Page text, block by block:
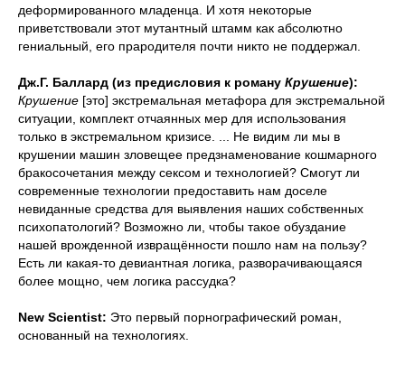
деформированного младенца. И хотя некоторые
приветствовали этот мутантный штамм как абсолютно
гениальный, его прародителя почти никто не поддержал.
Дж.Г. Баллард (из предисловия к роману Крушение):
Крушение [это] экстремальная метафора для экстремальной
ситуации, комплект отчаянных мер для использования
только в экстремальном кризисе. ... Не видим ли мы в
крушении машин зловещее предзнаменование кошмарного
бракосочетания между сексом и технологией? Смогут ли
современные технологии предоставить нам доселе
невиданные средства для выявления наших собственных
психопатологий? Возможно ли, чтобы такое обуздание
нашей врожденной извращённости пошло нам на пользу?
Есть ли какая‑то девиантная логика, разворачивающаяся
более мощно, чем логика рассудка?
New Scientist: Это первый порнографический роман,
основанный на технологиях.